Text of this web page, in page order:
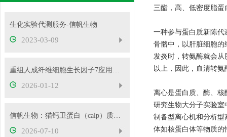
生化实验代测服务-信帆生物
2023-03-09
重组人成纤维细胞生长因子7应用领域
2026-01-12
信帆生物：猫钙卫蛋白（calp）质控样品产品应用
2026-07-10
三酯，高、低密度脂
一种参与蛋白质新陈
骨骼中，以肝脏细胞
发炎时，转氨酶就会
以上，因此，血清转
离心是蛋白质、酶、
研究生物大分子实验室
制备型离心机和分析
体如核蛋白体等物质